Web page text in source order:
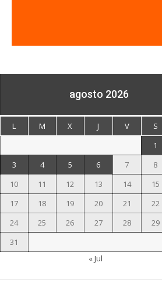
agosto 2026
L M X J V S
1
3
4 5 6 7 8
10
11 12 13 14 15
17
18 19 20 21 22
24
25 26 27 28 29
31
« Jul